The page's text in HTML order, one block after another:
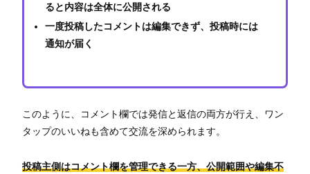
ると内容は全体に公開される
一度投稿したコメントは編集できず、投稿時には
通知が届く
このように、コメント欄では発信と返信の両方が行え、ワン
タップのいいねも含めて交流を深められます。
投稿主側はコメント欄を管理できる一方、公開範囲や編集不